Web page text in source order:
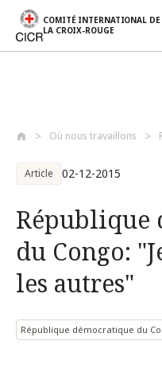
COMITÉ INTERNATIONAL DE
LA CROIX-ROUGE
Où nous travaillons
Article 02-12-2015
République
du Congo:
les autres"
République démocratique du